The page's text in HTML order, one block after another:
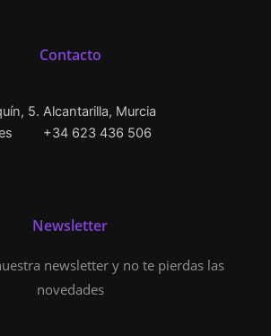
Contacto
5. Alcantarilla, Murcia
+34 623 436 506
Newsletter
newsletter y no te pierdas las
novedades